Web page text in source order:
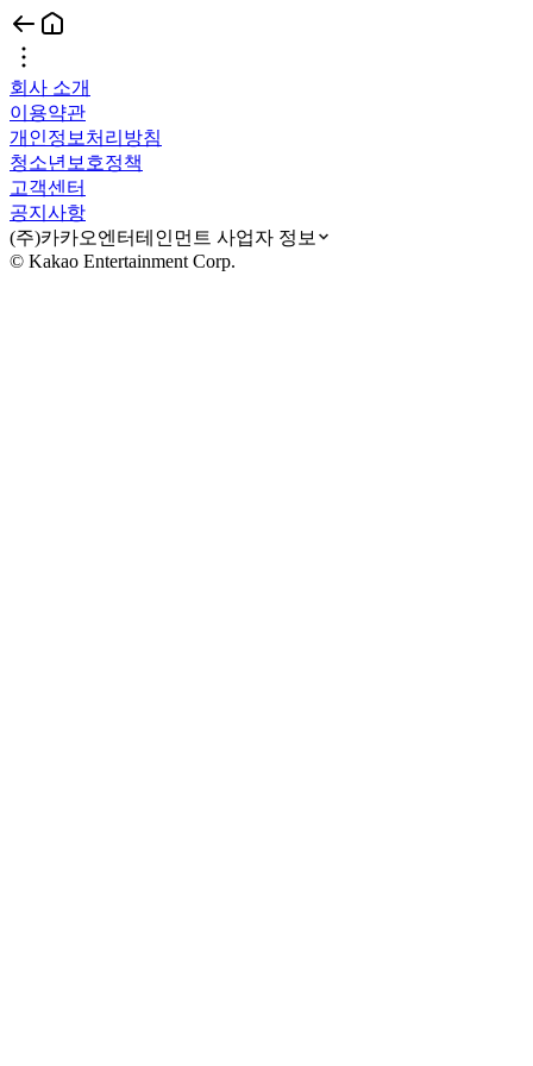
회사 소개
이용약관
개인정보처리방침
청소년보호정책
고객센터
공지사항
(주)카카오엔터테인먼트 사업자 정보
© Kakao Entertainment Corp.